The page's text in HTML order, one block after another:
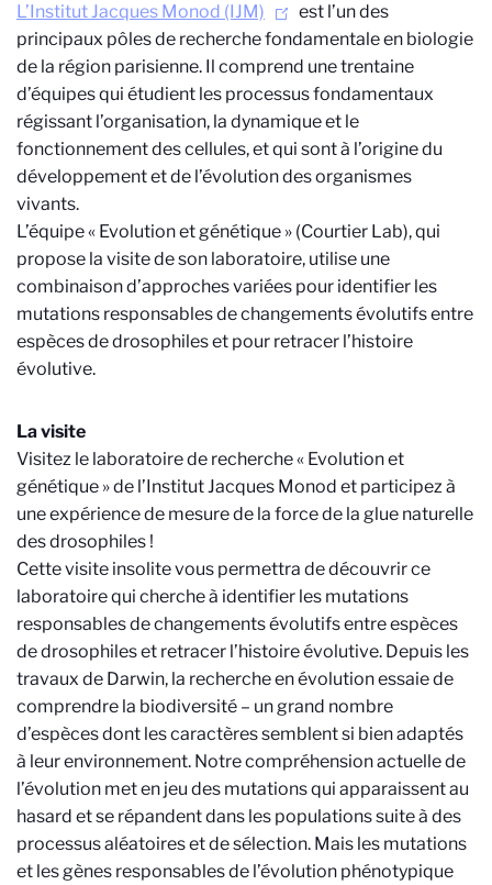
L’Institut Jacques Monod (IJM)
est l’un des
principaux pôles de recherche fondamentale en biologie
de la région parisienne. Il comprend une trentaine
d’équipes qui étudient les processus fondamentaux
régissant l’organisation, la dynamique et le
fonctionnement des cellules, et qui sont à l’origine du
développement et de l’évolution des organismes
vivants.
L’équipe « Evolution et génétique » (Courtier Lab), qui
propose la visite de son laboratoire, utilise une
combinaison d’approches variées pour identifier les
mutations responsables de changements évolutifs entre
espèces de drosophiles et pour retracer l’histoire
évolutive.
La visite
Visitez le laboratoire de recherche « Evolution et
génétique » de l’Institut Jacques Monod et participez à
une expérience de mesure de la force de la glue naturelle
des drosophiles !
Cette visite insolite vous permettra de découvrir ce
laboratoire qui cherche à identifier les mutations
responsables de changements évolutifs entre espèces
de drosophiles et retracer l’histoire évolutive. Depuis les
travaux de Darwin, la recherche en évolution essaie de
comprendre la biodiversité – un grand nombre
d’espèces dont les caractères semblent si bien adaptés
à leur environnement. Notre compréhension actuelle de
l’évolution met en jeu des mutations qui apparaissent au
hasard et se répandent dans les populations suite à des
processus aléatoires et de sélection. Mais les mutations
et les gènes responsables de l’évolution phénotypique